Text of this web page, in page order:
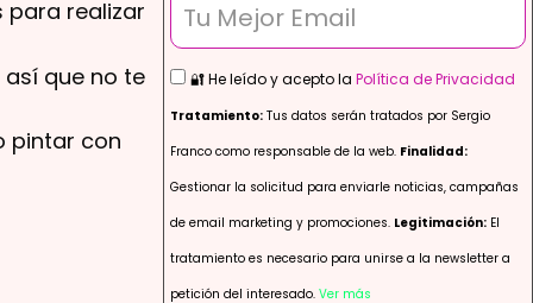
para realizar
así que no te
pintar con
🔐 He leído y acepto la Política de Privacidad
Tratamiento:Tus datos serán tratados por Sergio
Franco como responsable de la web. Finalidad:
Gestionar la solicitud para enviarle noticias, campañas
de email marketing y promociones. Legitimación:El
tratamiento es necesario para unirse a la newsletter a
petición del interesado. Ver más